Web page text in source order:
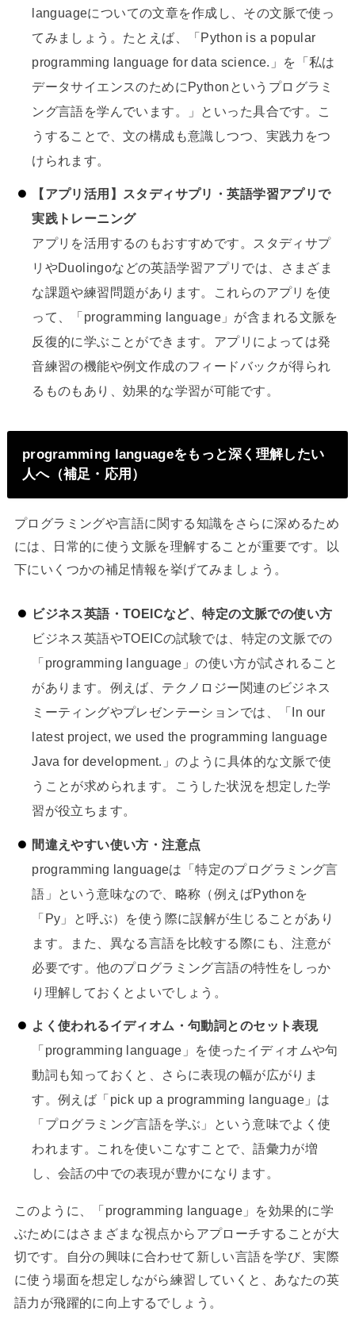
languageについての文章を作成し、その文脈で使っ
てみましょう。たとえば、「Python is a popular
programming language for data science.」を「私は
データサイエンスのためにPythonというプログラミ
ング言語を学んでいます。」といった具合です。こ
うすることで、文の構成も意識しつつ、実践力をつ
けられます。
【アプリ活用】スタディサプリ・英語学習アプリで
実践トレーニング
アプリを活用するのもおすすめです。スタディサプ
リやDuolingoなどの英語学習アプリでは、さまざま
な課題や練習問題があります。これらのアプリを使
って、「programming language」が含まれる文脈を
反復的に学ぶことができます。アプリによっては発
音練習の機能や例文作成のフィードバックが得られ
るものもあり、効果的な学習が可能です。
programming languageをもっと深く理解したい
人へ（補足・応用）
プログラミングや言語に関する知識をさらに深めるため
には、日常的に使う文脈を理解することが重要です。以
下にいくつかの補足情報を挙げてみましょう。
ビジネス英語・TOEICなど、特定の文脈での使い方
ビジネス英語やTOEICの試験では、特定の文脈での
「programming language」の使い方が試されること
があります。例えば、テクノロジー関連のビジネス
ミーティングやプレゼンテーションでは、「In our
latest project, we used the programming language
Java for development.」のように具体的な文脈で使
うことが求められます。こうした状況を想定した学
習が役立ちます。
間違えやすい使い方・注意点
programming languageは「特定のプログラミング言
語」という意味なので、略称（例えばPythonを
「Py」と呼ぶ）を使う際に誤解が生じることがあり
ます。また、異なる言語を比較する際にも、注意が
必要です。他のプログラミング言語の特性をしっか
り理解しておくとよいでしょう。
よく使われるイディオム・句動詞とのセット表現
「programming language」を使ったイディオムや句
動詞も知っておくと、さらに表現の幅が広がりま
す。例えば「pick up a programming language」は
「プログラミング言語を学ぶ」という意味でよく使
われます。これを使いこなすことで、語彙力が増
し、会話の中での表現が豊かになります。
このように、「programming language」を効果的に学
ぶためにはさまざまな視点からアプローチすることが大
切です。自分の興味に合わせて新しい言語を学び、実際
に使う場面を想定しながら練習していくと、あなたの英
語力が飛躍的に向上するでしょう。